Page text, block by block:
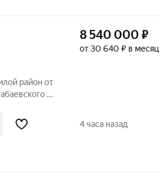
на
8 540 000 ₽
от 30 640 ₽ в месяц
4 часа назад